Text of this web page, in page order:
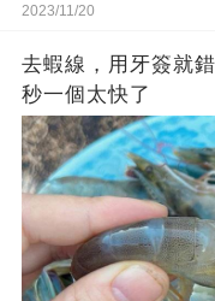
2023/11/20
去蝦線，用牙簽就
秒一個太快了